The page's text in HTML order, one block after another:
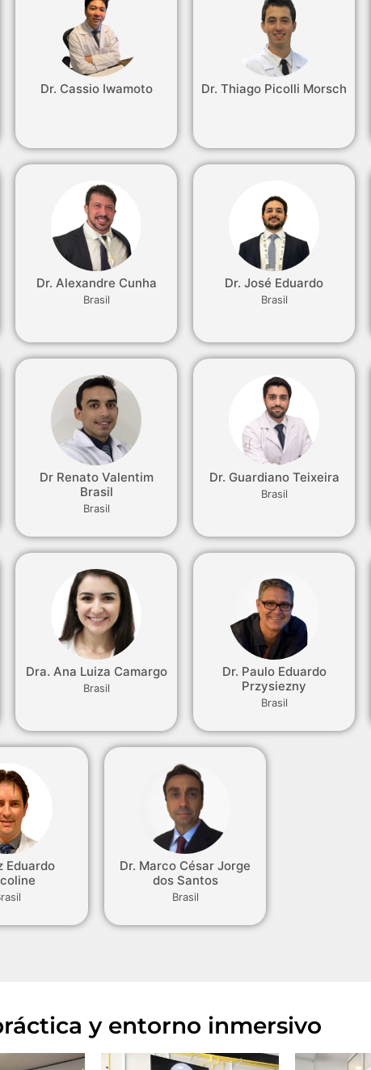
Dr. Cassio Iwamoto Dr. Thiago Picolli Morsch
Dr. Alexandre Cunha
Brasil
Dr. José Eduardo
Brasil
Dr Renato Valentim
Brasil
Brasil
Dr. Guardiano Teixeira
Brasil
Dra. Ana Luiza Camargo
Brasil
Dr. Paulo Eduardo
Przysiezny
Brasil
Eduardo
Dr. Marco César Jorge
dos Santos
Brasil
y entorno inmersivo